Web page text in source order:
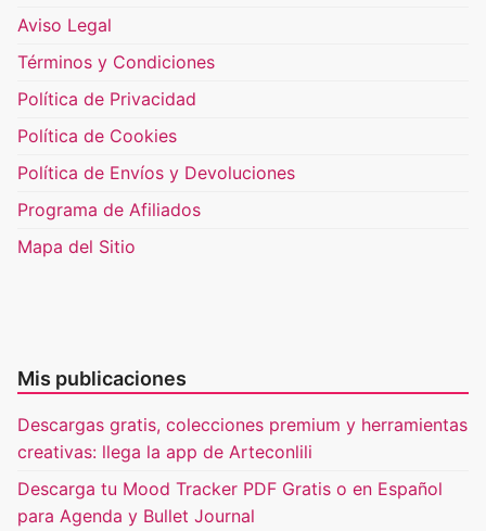
Aviso Legal
Términos y Condiciones
Política de Privacidad
Política de Cookies
Política de Envíos y Devoluciones
Programa de Afiliados
Mapa del Sitio
Mis publicaciones
Descargas gratis, colecciones premium y herramientas
creativas: llega la app de Arteconlili
Descarga tu Mood Tracker PDF Gratis o en Español
para Agenda y Bullet Journal